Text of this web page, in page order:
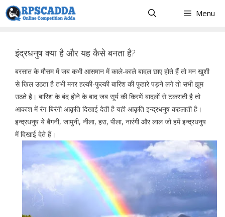
Skip
to
Menu
इंद्रधनुष क्या है और यह कैसे बनता है?
बरसात के मौसम में जब कभी आसमान में काले-काले बादल छाए होते हैं तो मन खुशी
से खिल उठता है तभी मगर हल्की-फुल्की बारिश की फुहारे पड़ने लगे तो सभी झूम
उठते है। बारिश के बंद होने के बाद जब सूर्य की किरणें बादलों से टकराती है तो
आकाश में रंग-बिरंगी आकृति दिखाई देती है यही आकृति इन्द्रधनुष कहलाती है।
इन्द्रधनुष ये बैंगनी, जामुनी, नीला, हरा, पीला, नारंगी और लाल जो हमें इन्द्रधनुष
में दिखाई देते हैं।